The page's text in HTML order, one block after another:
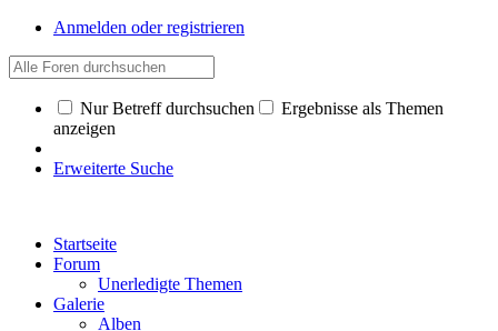
Anmelden oder registrieren
Nur Betreff durchsuchen
Ergebnisse als Themen
anzeigen
Erweiterte Suche
Startseite
Forum
Unerledigte Themen
Galerie
Alben